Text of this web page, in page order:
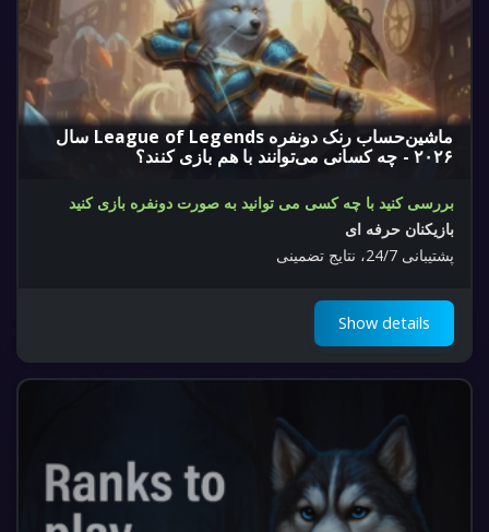
ماشین‌حساب رنک دونفره League of Legends سال
۲۰۲۶ - چه کسانی می‌توانند با هم بازی کنند؟
بررسی کنید با چه کسی می توانید به صورت دونفره بازی کنید
بازیکنان حرفه ای
پشتیبانی 24/7، نتایج تضمینی
Show details